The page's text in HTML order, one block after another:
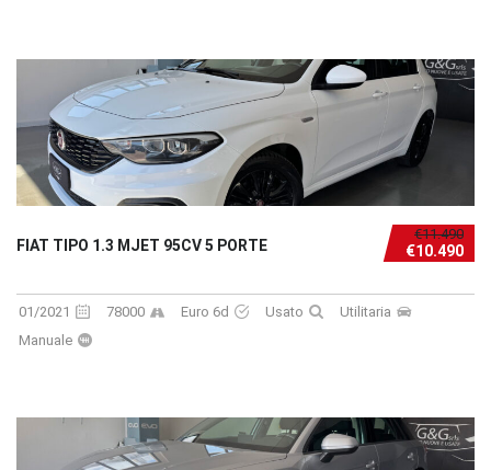
€11.490
€10.490
FIAT TIPO 1.3 MJET 95CV 5 PORTE
01/2021 78000 Euro 6d Usato
Utilitaria
Manuale